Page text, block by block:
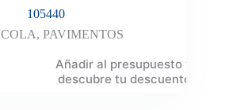
105440
COLA, PAVIMENTOS
Añadir al presupuesto y
descubre tu descuento